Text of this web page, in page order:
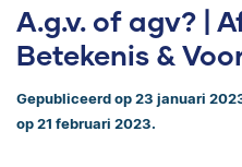
A.g.v. of agv? |
Betekenis &
Gepubliceerd op 23 januari
op 21 februari 2023.